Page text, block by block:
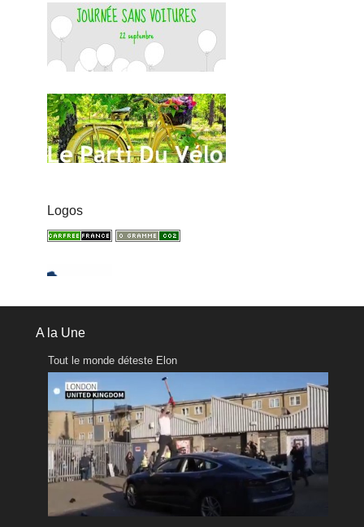
Logos
A la Une
Tout le monde déteste Elon